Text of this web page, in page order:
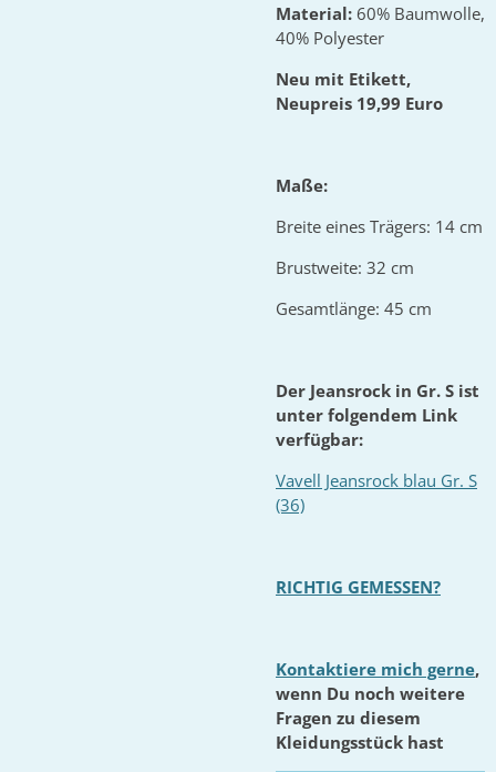
Material: 60% Baumwolle,
40% Polyester
Neu mit Etikett,
Neupreis 19,99 Euro
Maße:
Breite eines Trägers: 14 cm
Brustweite: 32 cm
Gesamtlänge: 45 cm
Der Jeansrock in Gr. S ist
unter folgendem Link
verfügbar:
Vavell Jeansrock blau Gr. S
(36)
RICHTIG GEMESSEN?
Kontaktiere mich gerne,
wenn Du noch weitere
Fragen zu diesem
Kleidungsstück hast